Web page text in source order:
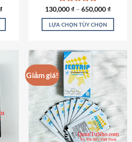
phẩm
Được xếp
hạng5.00
5 sao
130,000₫ – 650,000₫
LỰA CHỌN TÙY CHỌN
này
có
nhiều
biến
thể.
Các
tùy
chọn
có
Giảm giá!